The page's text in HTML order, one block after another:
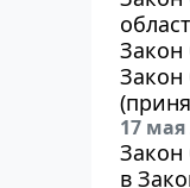
Закон
Закон
17 мая
Закон
в